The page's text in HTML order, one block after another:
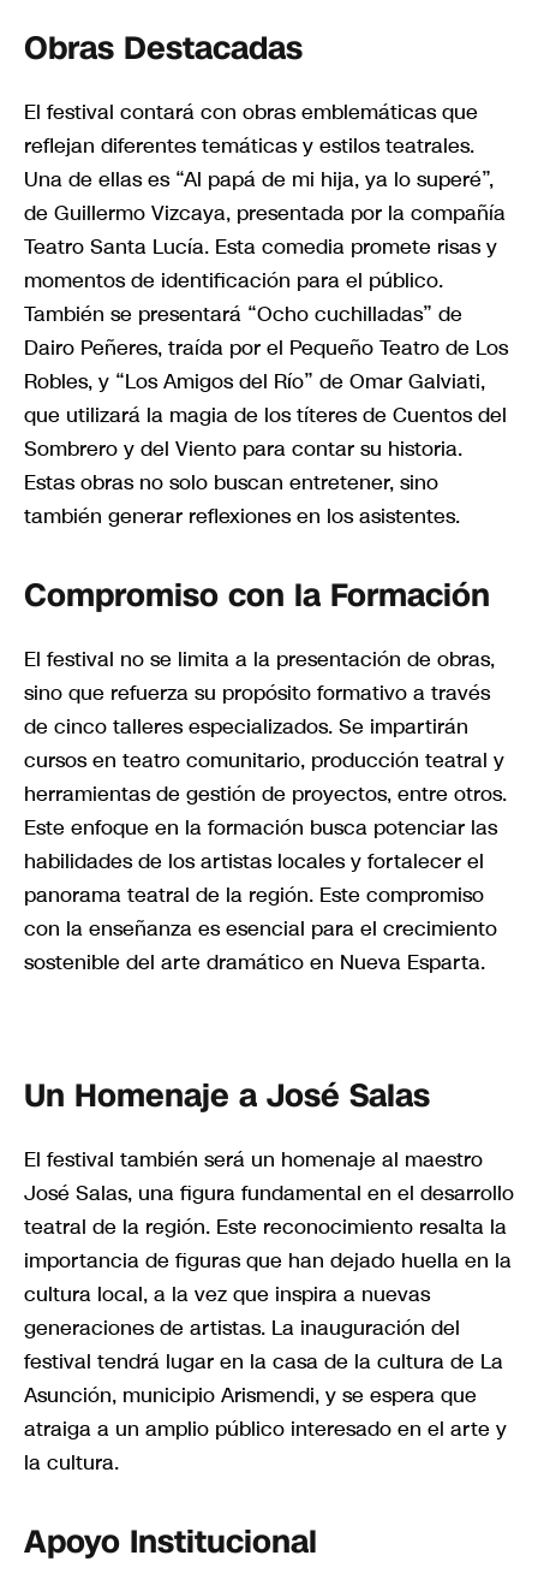
Obras Destacadas
El festival contará con obras emblemáticas que
reflejan diferentes temáticas y estilos teatrales.
Una de ellas es “Al papá de mi hija, ya lo superé”,
de Guillermo Vizcaya, presentada por la compañía
Teatro Santa Lucía. Esta comedia promete risas y
momentos de identificación para el público.
También se presentará “Ocho cuchilladas” de
Dairo Peñeres, traída por el Pequeño Teatro de Los
Robles, y “Los Amigos del Río” de Omar Galviati,
que utilizará la magia de los títeres de Cuentos del
Sombrero y del Viento para contar su historia.
Estas obras no solo buscan entretener, sino
también generar reflexiones en los asistentes.
Compromiso con la Formación
El festival no se limita a la presentación de obras,
sino que refuerza su propósito formativo a través
de cinco talleres especializados. Se impartirán
cursos en teatro comunitario, producción teatral y
herramientas de gestión de proyectos, entre otros.
Este enfoque en la formación busca potenciar las
habilidades de los artistas locales y fortalecer el
panorama teatral de la región. Este compromiso
con la enseñanza es esencial para el crecimiento
sostenible del arte dramático en Nueva Esparta.
Un Homenaje a José Salas
El festival también será un homenaje al maestro
José Salas, una figura fundamental en el desarrollo
teatral de la región. Este reconocimiento resalta la
importancia de figuras que han dejado huella en la
cultura local, a la vez que inspira a nuevas
generaciones de artistas. La inauguración del
festival tendrá lugar en la casa de la cultura de La
Asunción, municipio Arismendi, y se espera que
atraiga a un amplio público interesado en el arte y
la cultura.
Apoyo Institucional